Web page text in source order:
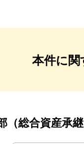
本件に関
（総合資産承